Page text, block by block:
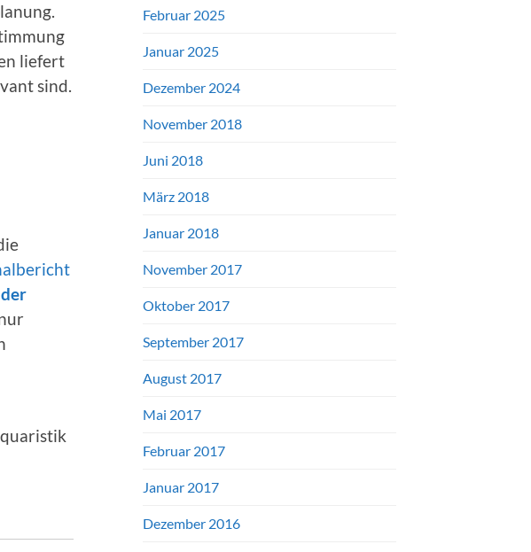
liefert
sind.
Februar 2025
Januar 2025
Dezember 2024
November 2018
Juni 2018
März 2018
Januar 2018
November 2017
Oktober 2017
September 2017
August 2017
Mai 2017
Februar 2017
Januar 2017
Dezember 2016